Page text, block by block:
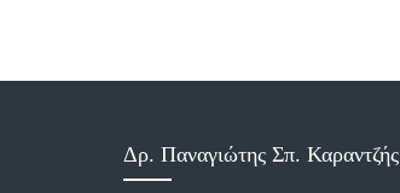
Δρ. Παναγιώτης Σπ. Καραντζής